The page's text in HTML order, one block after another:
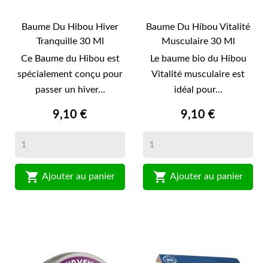
Baume Du Hibou Hiver
Tranquille 30 Ml
Ce Baume du Hibou est
spécialement conçu pour
passer un hiver...
9,10 €
 Ajouter au panier
Baume Du Hibou Vitalité
Musculaire 30 Ml
Le baume bio du Hibou
Vitalité musculaire est
idéal pour...
9,10 €
 Ajouter au panier